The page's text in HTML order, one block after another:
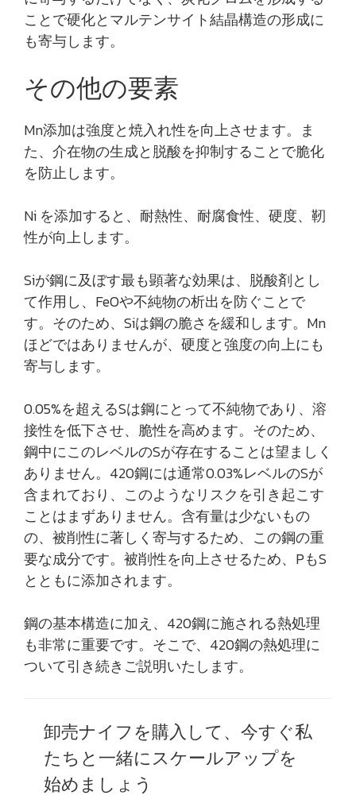
ことで硬化とマルテンサイト結晶構造の形成に
も寄与します。
その他の要素
Mn添加は強度と焼入れ性を向上させます。ま
た、介在物の生成と脱酸を抑制することで脆化
を防止します。
Ni を添加すると、耐熱性、耐腐食性、硬度、靭
性が向上します。
Siが鋼に及ぼす最も顕著な効果は、脱酸剤とし
て作用し、FeOや不純物の析出を防ぐことで
す。そのため、Siは鋼の脆さを緩和します。Mn
ほどではありませんが、硬度と強度の向上にも
寄与します。
0.05%を超えるSは鋼にとって不純物であり、溶
接性を低下させ、脆性を高めます。そのため、
鋼中にこのレベルのSが存在することは望ましく
ありません。420鋼には通常0.03%レベルのSが
含まれており、このようなリスクを引き起こす
ことはまずありません。含有量は少ないもの
の、被削性に著しく寄与するため、この鋼の重
要な成分です。被削性を向上させるため、PもS
とともに添加されます。
鋼の基本構造に加え、420鋼に施される熱処理
も非常に重要です。そこで、420鋼の熱処理に
ついて引き続きご説明いたします。
卸売ナイフを購入して、今すぐ私
たちと一緒にスケールアップを
始めましょう